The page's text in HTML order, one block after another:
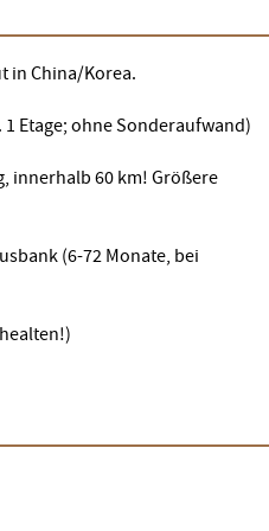
in China/Korea.
Etage; ohne Sonderaufwand)
innerhalb 60 km! Größere
(6-72 Monate, bei